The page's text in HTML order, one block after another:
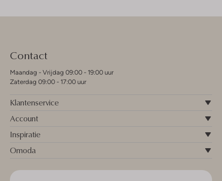
Contact
Maandag - Vrijdag 09:00 - 19:00 uur
Zaterdag 09:00 - 17:00 uur
Klantenservice
Account
Inspiratie
Omoda